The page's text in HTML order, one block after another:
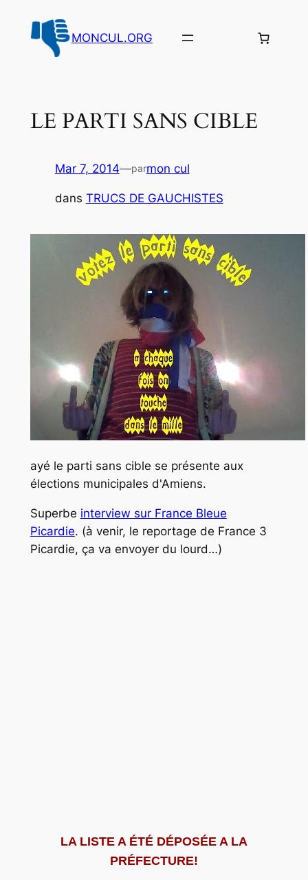
contenu
MONCUL.ORG
LE PARTI SANS CIBLE
Mar 7, 2014—parmon cul
dans TRUCS DE GAUCHISTES
ayé le parti sans cible se présente aux
élections municipales d'Amiens.
Superbe interview sur France Bleue
Picardie. (à venir, le reportage de France 3
Picardie, ça va envoyer du lourd…)
LA LISTE A ÉTÉ DÉPOSÉE A LA
PRÉFECTURE!